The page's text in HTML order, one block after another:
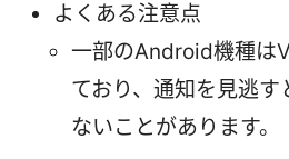
よくある注意点
一部のAndroid機種は
ており、通知を見逃
ないことがあります。